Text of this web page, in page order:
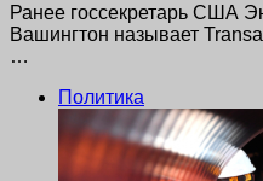
Ранее госсекретарь США
Вашингтон называет
…
Политика